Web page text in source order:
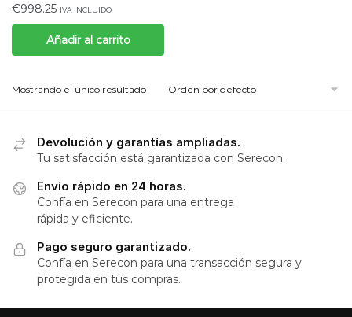
€998.25 IVA INCLUIDO
Añadir al carrito
Mostrando el único resultado
Devolución y garantías ampliadas.
Tu satisfacción está garantizada con Serecon.
Envío rápido en 24 horas.
Confía en Serecon para una entrega
rápida y eficiente.
Pago seguro garantizado.
Confía en Serecon para una transacción segura y
protegida en tus compras.